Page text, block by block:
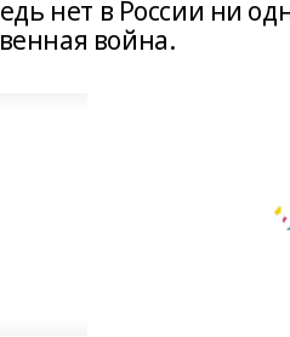
нет в России ни
война.